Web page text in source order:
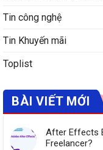
Tin công nghệ
Tin Khuyến mãi
Toplist
BÀI VIẾT MỚI
After Effects
Freelancer?